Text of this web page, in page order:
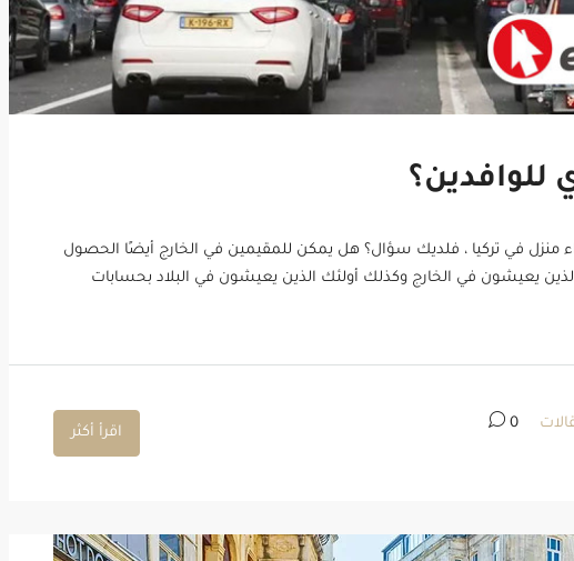
للوافدين؟
منزل في تركيا ، فلديك سؤال؟ هل يمكن للمقيمين في الخارج أيضًا الحصول
يعيشون في الخارج وكذلك أولئك الذين يعيشون في البلاد بحسابات
0
اقرأ أكثر